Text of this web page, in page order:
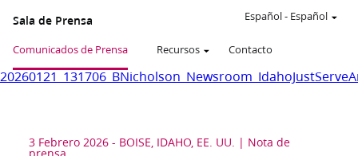
Sala de Prensa
Comunicados de Prensa Recursos Contacto
Español- Español
3 Febrero 2026 - BOISE, IDAHO, EE. UU. Nota de